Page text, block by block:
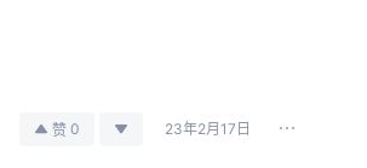
赞 0 23年2月17日